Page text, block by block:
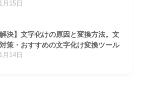
月15日
解決】文字化けの原因と変換方法。文
策・おすすめの文字化け変換ツール
月14日